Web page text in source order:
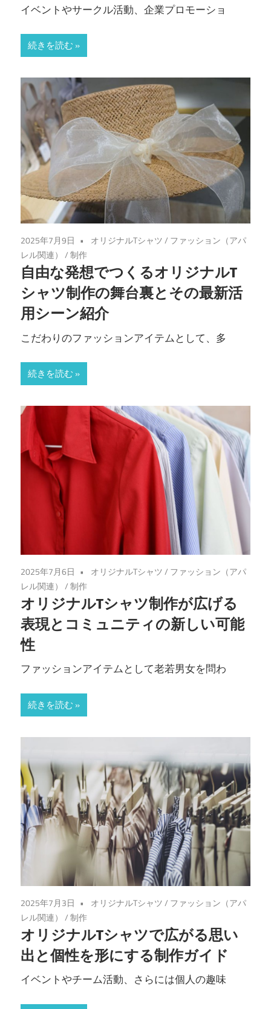
イベントやサークル活動、企業プロモーショ
続きを読む
2025年7月9日 オリジナルTシャツ/ ファッション（アパ
レル関連） /制作
自由な発想でつくるオリジナルT
シャツ制作の舞台裏とその最新活
用シーン紹介
こだわりのファッションアイテムとして、多
続きを読む
2025年7月6日 オリジナルTシャツ/ ファッション（アパ
レル関連） /制作
オリジナルTシャツ制作が広げる
表現とコミュニティの新しい可能
性
ファッションアイテムとして老若男女を問わ
続きを読む
2025年7月3日 オリジナルTシャツ/ ファッション（アパ
レル関連） /制作
オリジナルTシャツで広がる思い
出と個性を形にする制作ガイド
イベントやチーム活動、さらには個人の趣味